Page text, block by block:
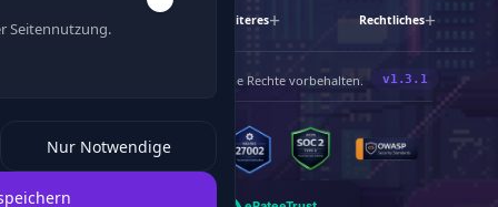
Weiteres Rechtliches
Gruppe. Alle Rechte vorbehalten.
Seitennutzung.
Nur Notwendige